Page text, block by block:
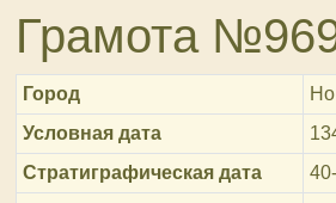
Грамота
Город
Условная дата
Стратиграфическая дата